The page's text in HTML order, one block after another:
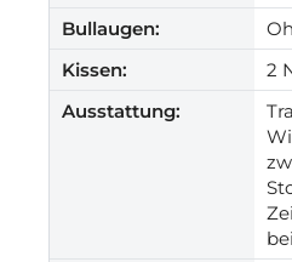
Bullaugen:
Kissen:
2
Ausstattung: